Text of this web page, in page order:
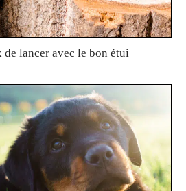
de lancer avec le bon étui